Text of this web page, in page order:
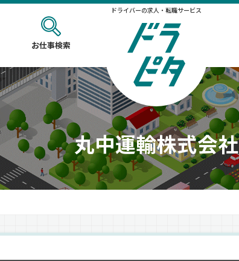
ドライバーの求人・転職サービス
お仕事検索
丸中運輸株式会社